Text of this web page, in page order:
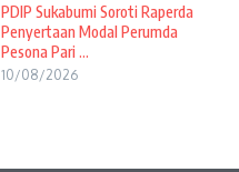
PDIP Sukabumi Soroti Raperda
Penyertaan Modal Perumda
Pesona Pari ...
10/08/2026